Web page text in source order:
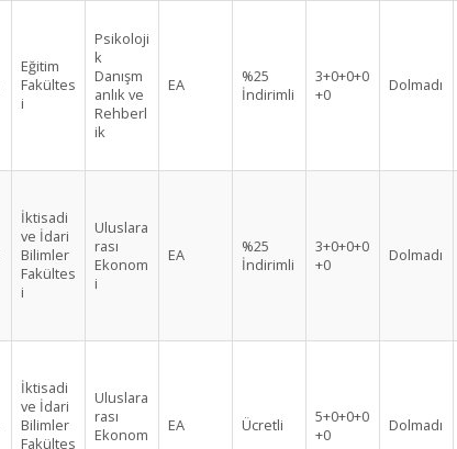
Eğitim
Fakültes
i
Psikoloji
k
Danışm
anlık ve
Rehberl
ik
EA
%25
İndirimli
3+0+0+0
+0
Dolmadı
İktisadi
ve İdari
Bilimler
Fakültes
i
Uluslara
rası
Ekonom
i
EA
%25
İndirimli
3+0+0+0
+0
Dolmadı
İktisadi
ve İdari
Bilimler
Fakültes
Uluslara
rası
Ekonom
EA Ücretli
5+0+0+0
+0
Dolmadı